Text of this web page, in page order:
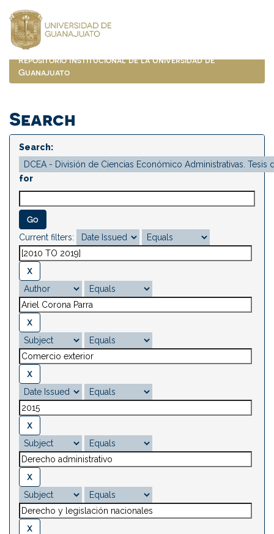
navigation
Repositorio Institucional de la Universidad de
Guanajuato
Search
Search:
for
Current filters: